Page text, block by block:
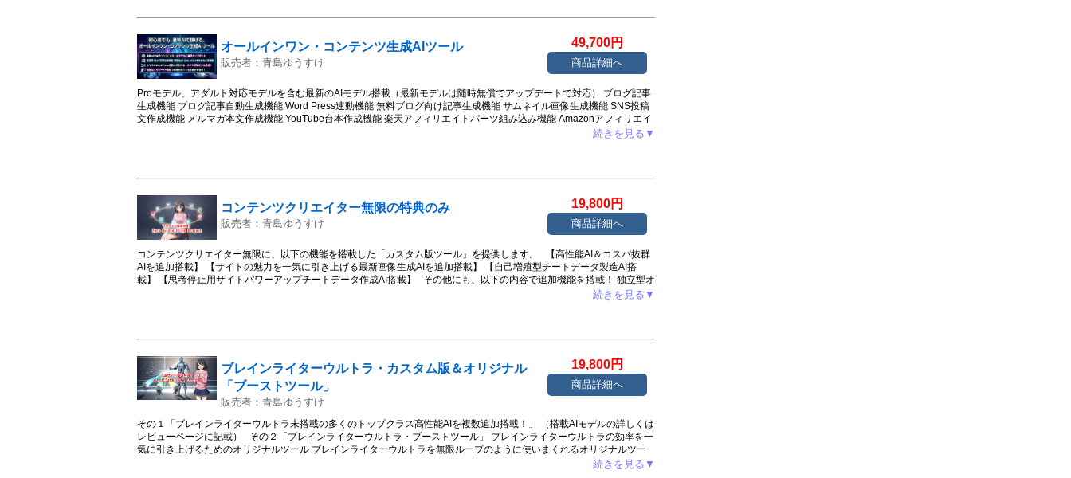
ーバー制約上、自動機能はご自身のサーバー利用時のみ対応) ChatGPT Proを使用したレポート作成代行サービス(3回ま
で。著作権譲渡。無料配布、有料販売可能) Gemini3 Pro Deep thinkingを利用したレポート作成サービス(3回まで。著作
権譲渡。無料配布、有料販売可能) 販売権利付きブログ記事作成ツールの提供 期限なしサポート対応 その他の機能もアッ
プデートで随時追加していく初心者向けオールインワン・コンテンツ生成ツールです。 また今後、提供される当サービ
ス購入会員向け限定サービスの案内も予定しています。
オールインワン・コンテンツ生成AIツール
販売者：青島ゆうすけ
49,700円
商品詳細へ
Proモデル、アダルト対応モデルを含む最新のAIモデル搭載（最新モデルは随時無償でアップデートで対応） ブログ記事
生成機能 ブログ記事自動生成機能 Word Press連動機能 無料ブログ向け記事生成機能 サムネイル画像生成機能 SNS投稿
文作成機能 メルマガ本文作成機能 YouTube台本作成機能 楽天アフィリエイトパーツ組み込み機能 Amazonアフィリエイ
トパーツ組み込み機能 FANZAアフィリエイトパーツ組み込み機能 DUGAアフィリエイトパーツ組み込み機能 ブログ作成
Deep thinkingを利用したレポート作成サービス(3回まで。著作権譲渡。無料配布、有料販売可能) 販売権利付きブログ記
事作成ツールの提供 期限なしサポート対応 その他の機能もアップデートで随時追加していく初心者向けオールインワ
ン・コンテンツ生成ツールです。 また今後、提供される当サービス購入会員向け限定サービスの案内も予定していま
す。
続きを見る▼
コンテンツクリエイター無限の特典のみ
販売者：青島ゆうすけ
19,800円
商品詳細へ
コンテンツクリエイター無限に、以下の機能を搭載した「カスタム版ツール」を提供します。 【高性能AI＆コスパ抜群
AIを追加搭載】 【サイトの魅力を一気に引き上げる最新画像生成AIを追加搭載】 【自己増殖型チートデータ製造AI搭
載】 【思考停止用サイトパワーアップチートデータ作成AI搭載】 その他にも、以下の内容で追加機能を搭載！ 独立型オ
リジナルコンテンツ生成AI搭載 収益特化専用アフィリエイターAI”シングルモード”搭載 収益特化専用アフィリエイター
たので、カスタム版ツールの解説サイトを公開 注）カスタム版の使用にはコンテンツクリエイター無限本体情報が必要
です。
続きを見る▼
ブレインライターウルトラ・カスタム版＆オリジナル
「ブーストツール」
販売者：青島ゆうすけ
19,800円
商品詳細へ
その１「ブレインライターウルトラ未搭載の多くのトップクラス高性能AIを複数追加搭載！」 （搭載AIモデルの詳しくは
レビューページに記載） その２「ブレインライターウルトラ・ブーストツール」 ブレインライターウルトラの効率を一
気に引き上げるためのオリジナルツール ブレインライターウルトラを無限ループのように使いまくれるオリジナルツー
ル ブレインライターウルトラの文章をさらに魅力的に仕上げるためのコンテンツ生成ツール ブレインライターウルトラ
続きを見る▼